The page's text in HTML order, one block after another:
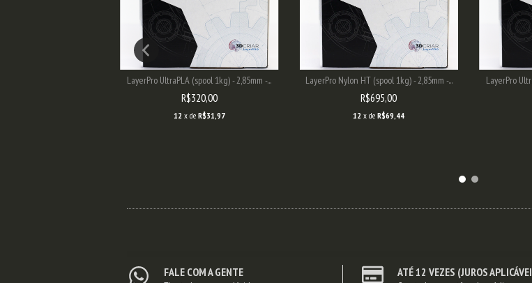
LayerPro UltraPLA (spool 1kg) - 2,85mm -...
R$320,00
12 x de R$31,97
LayerPro Nylon HT (spool 1kg) - 2,85mm -...
R$695,00
12 x deR$69,44
LayerPro
FALE COM A GENTE ATÉ 12 VEZES (JUROS